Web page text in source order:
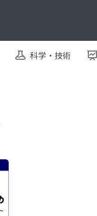
科学・技術